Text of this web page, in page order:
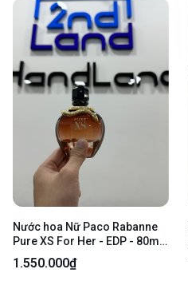
Nước hoa Nữ Paco Rabanne
Pure XS For Her - EDP - 80ml
- Bản tester - Kèm box
1.550.000₫